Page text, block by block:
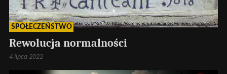
SPOŁECZEŃSTWO
Rewolucja normalności
4 lipca 2022